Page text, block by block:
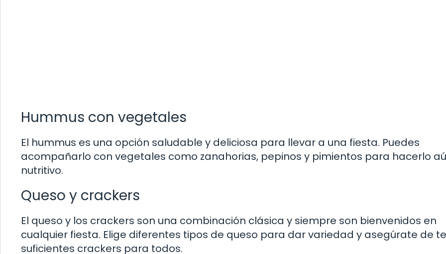
Hummus con vegetales
El hummus es una opción saludable y deliciosa para llevar a una fiesta. Puedes
acompañarlo con vegetales como zanahorias, pepinos y pimientos para hacerlo
nutritivo.
Queso y crackers
El queso y los crackers son una combinación clásica y siempre son bienvenidos en
cualquier fiesta. Elige diferentes tipos de queso para dar variedad y asegúrate de
suficientes crackers para todos.